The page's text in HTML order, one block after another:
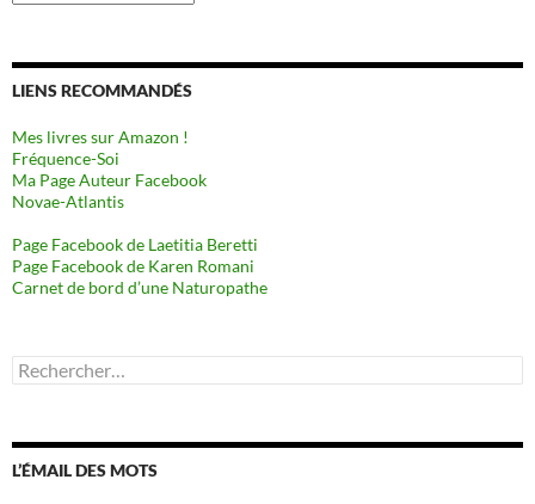
LIENS RECOMMANDÉS
Mes livres sur Amazon !
Fréquence-Soi
Ma Page Auteur Facebook
Novae-Atlantis
Page Facebook de Laetitia Beretti
Page Facebook de Karen Romani
Carnet de bord d’une Naturopathe
Rechercher :
L’ÉMAIL DES MOTS